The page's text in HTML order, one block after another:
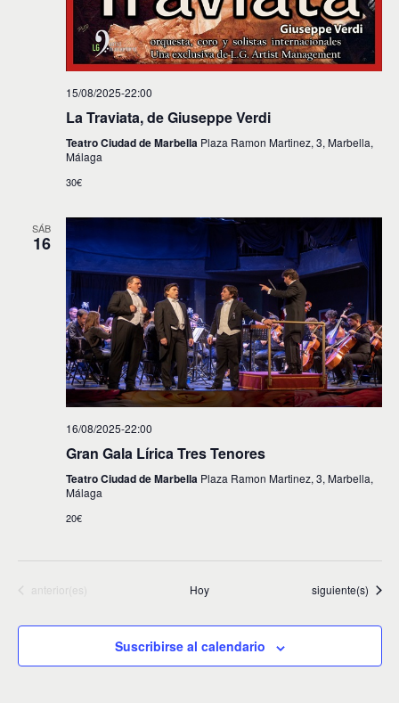
15/08/2025-22:00
La Traviata, de Giuseppe Verdi
Teatro Ciudad de Marbella Plaza Ramon Martinez, 3, Marbella,
Málaga
30€
SÁB
16
16/08/2025-22:00
Gran Gala Lírica Tres Tenores
Teatro Ciudad de Marbella Plaza Ramon Martinez, 3, Marbella,
Málaga
20€
Eventos
anterior(es) Hoy Eventos
siguiente(s)
Suscribirse al calendario